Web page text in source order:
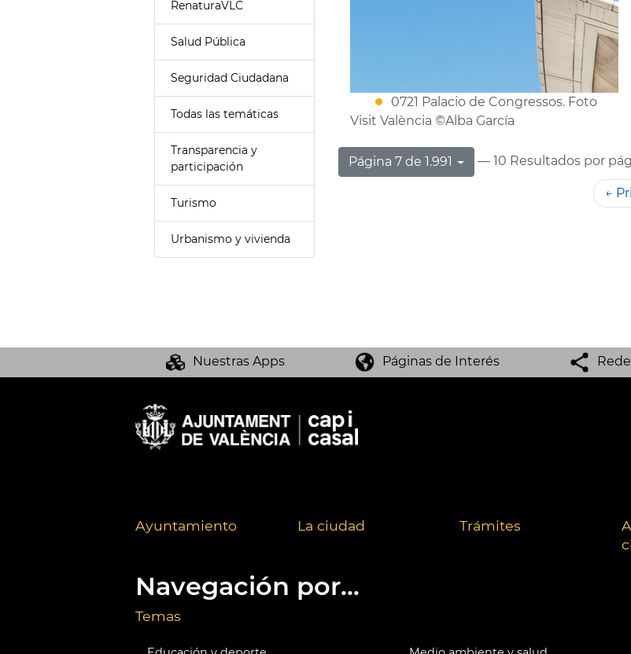
RenaturaVLC
Salud Pública
Seguridad Ciudadana
Todas las temáticas
Transparencia y
participación
Turismo
Urbanismo y vivienda
0721 Palacio de Congressos. Foto
Visit València ©Alba García
Página 7 de 1.991 — 10 Resultados por
←
Nuestras Apps Páginas de Interés
Ayuntamiento La ciudad Trámites
Navegación por...
Temas